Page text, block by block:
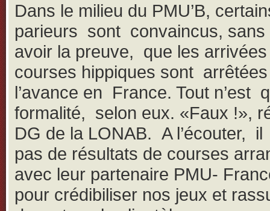
Dans le milieu du PMU’B,
parieurs sont convaincus, sans
avoir la preuve, que les
courses hippiques sont
l’avance en France. Tout n’est
formalité, selon eux. «Faux !»,
DG de la LONAB. A l’écouter, il
pas de résultats de courses
avec leur partenaire PMU-
pour crédibiliser nos jeux et